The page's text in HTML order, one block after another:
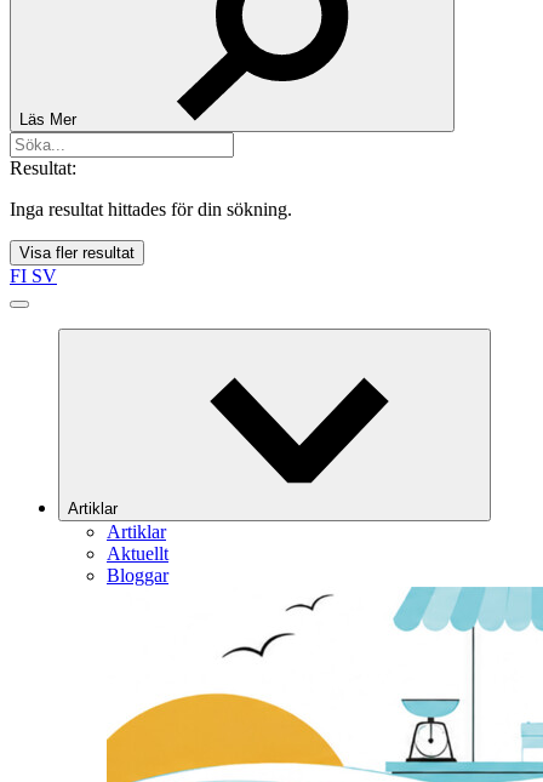
Läs Mer
Resultat:
Inga resultat hittades för din sökning.
Visa fler resultat
FI SV
Artiklar
Artiklar
Aktuellt
Bloggar